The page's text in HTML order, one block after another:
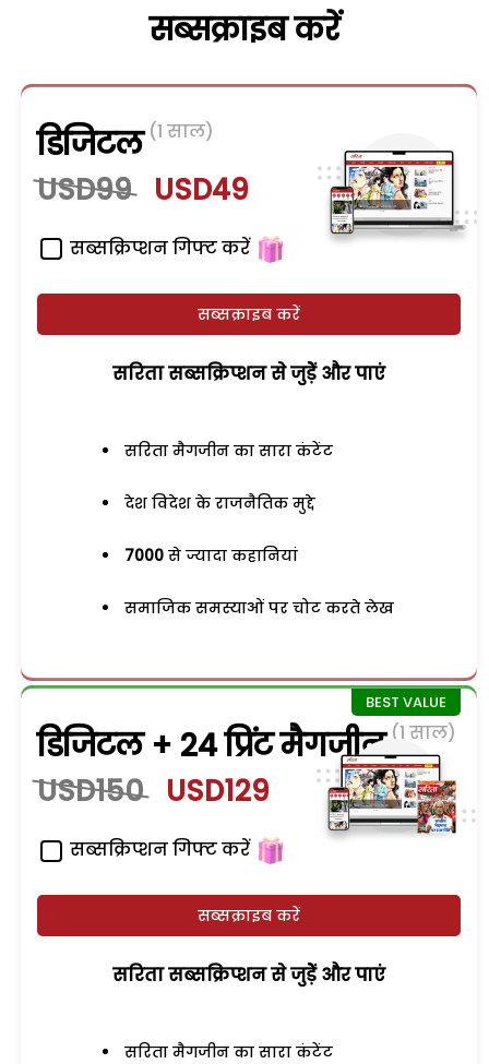
सब्सक्राइब करें
डिजिटल (1 साल)
USD99 USD49
सब्सक्रिप्शन गिफ्ट करें
सब्सक्राइब करें
सरिता सब्सक्रिप्शन से जुड़ेें और पाएं
सरिता मैगजीन का सारा कंटेंट
देश विदेश के राजनैतिक मुद्दे
7000 से ज्यादा कहानियां
समाजिक समस्याओं पर चोट करते लेख
डिजिटल + 24 प्रिंट मैगजीन (1 साल)
USD150 USD129
सब्सक्रिप्शन गिफ्ट करें
सब्सक्राइब करें
सरिता सब्सक्रिप्शन से जुड़ेें और पाएं
सरिता मैगजीन का सारा कंटेंट